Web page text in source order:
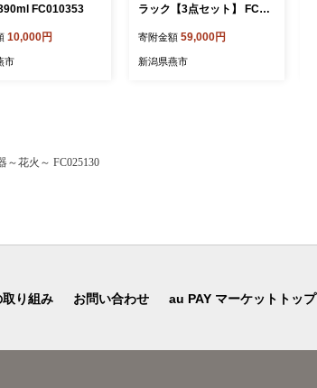
FC010353
10,000円
市
ラック【3点セット】 FC05
寄附金額 59,000円
新潟県燕市
～花火～ FC025130
り組み お問い合わせ au PAY マーケットトップ